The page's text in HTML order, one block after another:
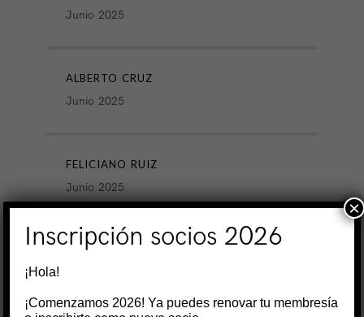
Junio 2025
ALBERTO CRUZ
Junio 2025
FELICIANO RUIZ
Junio 2025
ANTONIO ANGEL RODRIGUEZ
Inscripción socios 2026
¡Hola!
¡Comenzamos 2026! Ya puedes renovar tu membresía
×